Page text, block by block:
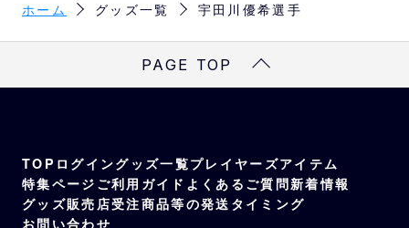
ホーム グッズ一覧 宇田川優希選手
PAGE TOP
TOP ログイングッズ一覧プレイヤーズアイテム
特集ページ ご利用ガイド よくあるご質問新着情報
グッズ販売店受注商品等の発送タイミング
お問い合わせ